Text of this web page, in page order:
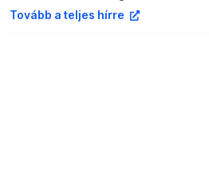
Tovább a teljes hírre